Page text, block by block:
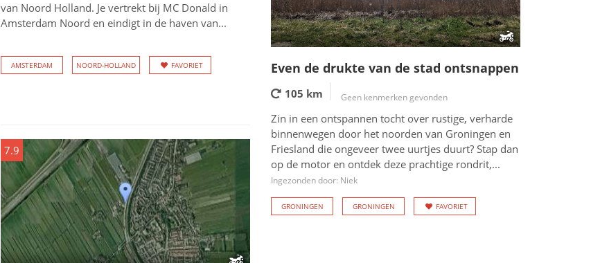
van Noord Holland. Je vertrekt bij MC Donald in
Amsterdam Noord en eindigt in de haven van...
AMSTERDAM NOORD-HOLLAND FAVORIET
7.9
Even de drukte van de stad ontsnappen
105 km Geen kenmerken gevonden
Zin in een ontspannen tocht over rustige, verharde
binnenwegen door het noorden van Groningen en
Friesland die ongeveer twee uurtjes duurt? Stap dan
op de motor en ontdek deze prachtige rondrit,...
Ingezonden door: Niek
GRONINGEN GRONINGEN FAVORIET